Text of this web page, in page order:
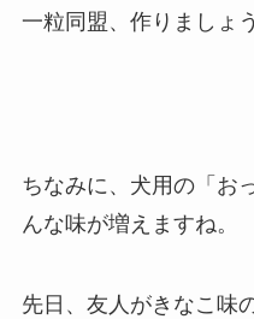
一粒同盟、作りましょ
ちなみに、犬用の「お
んな味が増えますね。
先日、友人がきなこ味